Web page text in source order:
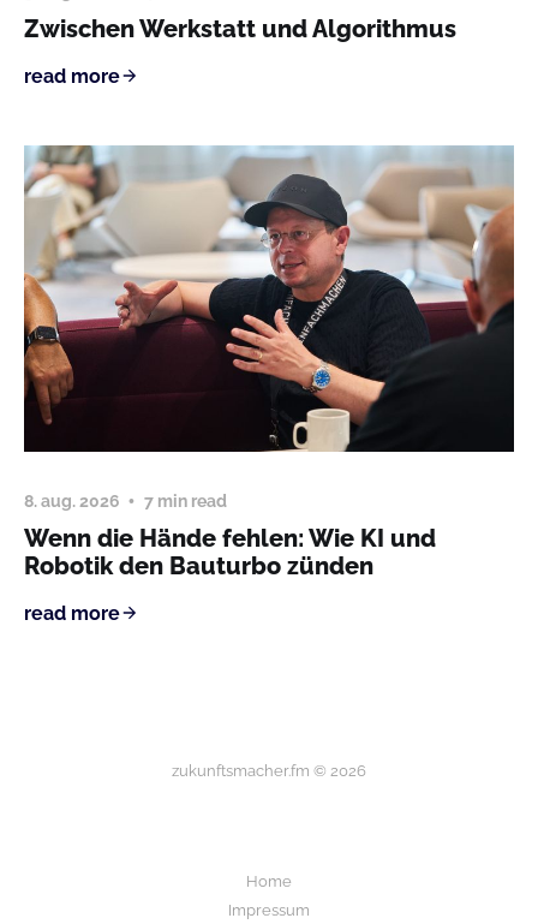
Zwischen Werkstatt und Algorithmus
read more
8. aug. 2026 7 min read
Wenn die Hände fehlen: Wie KI und
Robotik den Bauturbo zünden
read more
zukunftsmacher.fm © 2026
Home
Impressum